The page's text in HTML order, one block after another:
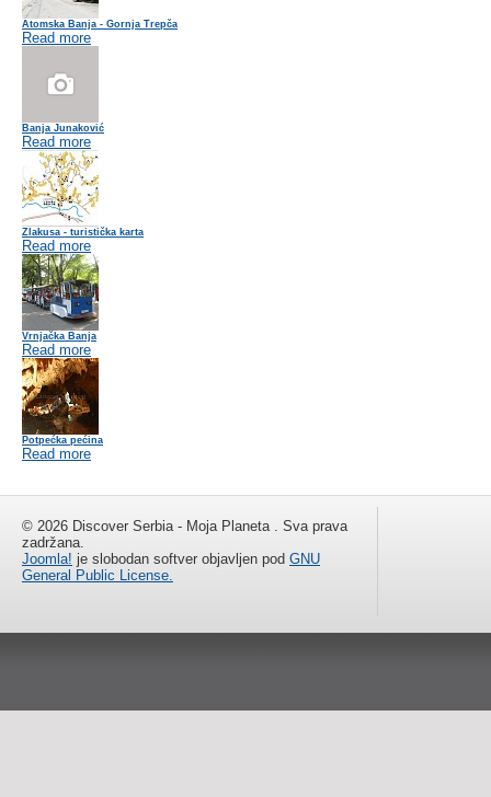
Atomska Banja - Gornja Trepča
Read more
Banja Junaković
Read more
Zlakusa - turistička karta
Read more
Vrnjačka Banja
Read more
Potpećka pećina
Read more
© 2026 Discover Serbia - Moja Planeta . Sva prava
zadržana.
Joomla! je slobodan softver objavljen pod GNU
General Public License.